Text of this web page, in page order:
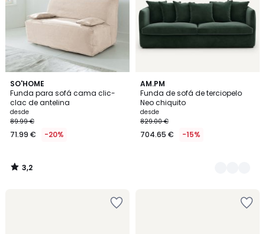
SO'HOME
Funda para sofá cama clic-
clac de antelina
desde
89.99 €
71.99 € -20%
3,2
/ 5
3,2
/
AM.PM
Funda de sofá de terciopelo
Neo chiquito
desde
829.00 €
704.65 € -15%
5
Colores